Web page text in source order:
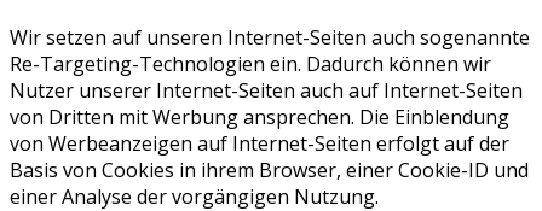
Wir setzen auf unseren Internet-Seiten auch sogenannte
Re-Targeting-Technologien ein. Dadurch können wir
Nutzer unserer Internet-Seiten auch auf Internet-Seiten
von Dritten mit Werbung ansprechen. Die Einblendung
von Werbeanzeigen auf Internet-Seiten erfolgt auf der
Basis von Cookies in ihrem Browser, einer Cookie-ID und
einer Analyse der vorgängigen Nutzung.